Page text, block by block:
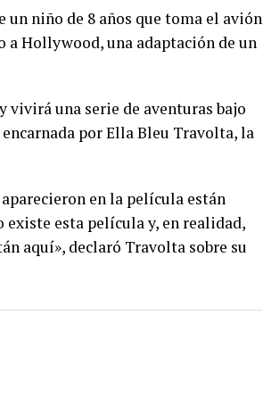
un niño de 8 años que toma el avión
a Hollywood, una adaptación de un
vivirá una serie de aventuras bajo
por Ella Bleu Travolta, la
en la película están
esta película y, en realidad,
aquí», declaró Travolta sobre su